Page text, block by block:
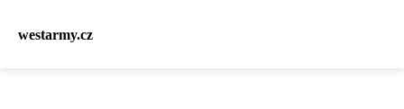
westarmy.cz